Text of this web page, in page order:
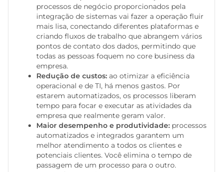
processos de negócio proporcionados pela
integração de sistemas vai fazer a operação fluir
mais lisa, conectando diferentes plataformas e
criando fluxos de trabalho que abrangem vários
pontos de contato dos dados, permitindo que
todas as pessoas foquem no core business da
empresa.
Redução de custos: ao otimizar a eficiência
operacional e de TI, há menos gastos. Por
estarem automatizados, os processos liberam
tempo para focar e executar as atividades da
empresa que realmente geram valor.
Maior desempenho e produtividade: processos
automatizados e integrados garantem um
melhor atendimento a todos os clientes e
potenciais clientes. Você elimina o tempo de
passagem de um processo para o outro.